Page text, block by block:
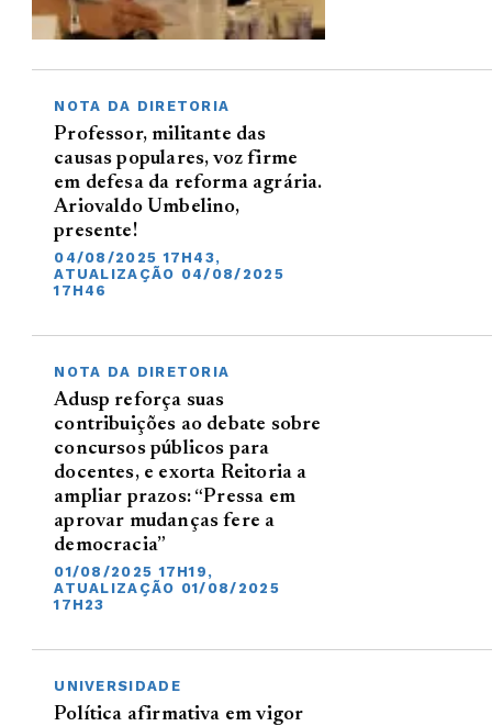
NOTA DA DIRETORIA
Professor, militante das
causas populares, voz firme
em defesa da reforma agrária.
Ariovaldo Umbelino,
presente!
04/08/2025 17H43,
ATUALIZAÇÃO 04/08/2025
17H46
NOTA DA DIRETORIA
Adusp reforça suas
contribuições ao debate sobre
concursos públicos para
docentes, e exorta Reitoria a
ampliar prazos: “Pressa em
aprovar mudanças fere a
democracia”
01/08/2025 17H19,
ATUALIZAÇÃO 01/08/2025
17H23
UNIVERSIDADE
Política afirmativa em vigor